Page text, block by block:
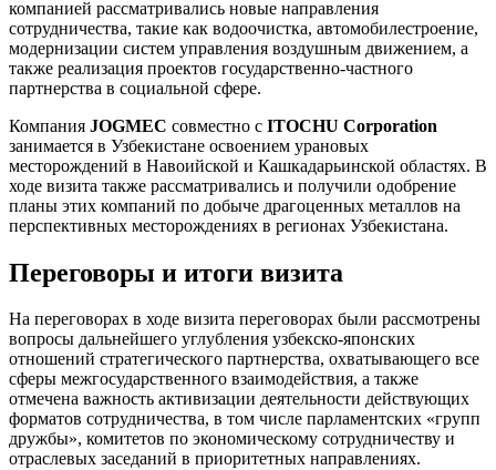
компанией рассматривались новые направления
сотрудничества, такие как водоочистка, автомобилестроение,
модернизации систем управления воздушным движением, а
также реализация проектов государственно-частного
партнерства в социальной сфере.
Компания JOGMEC совместно с ITOCHU Corporation
занимается в Узбекистане освоением урановых
месторождений в Навоийской и Кашкадарьинской областях. В
ходе визита также рассматривались и получили одобрение
планы этих компаний по добыче драгоценных металлов на
перспективных месторождениях в регионах Узбекистана.
Переговоры и итоги визита
На переговорах в ходе визита переговорах были рассмотрены
вопросы дальнейшего углубления узбекско-японских
отношений стратегического партнерства, охватывающего все
сферы межгосударственного взаимодействия, а также
отмечена важность активизации деятельности действующих
форматов сотрудничества, в том числе парламентских «групп
дружбы», комитетов по экономическому сотрудничеству и
отраслевых заседаний в приоритетных направлениях.